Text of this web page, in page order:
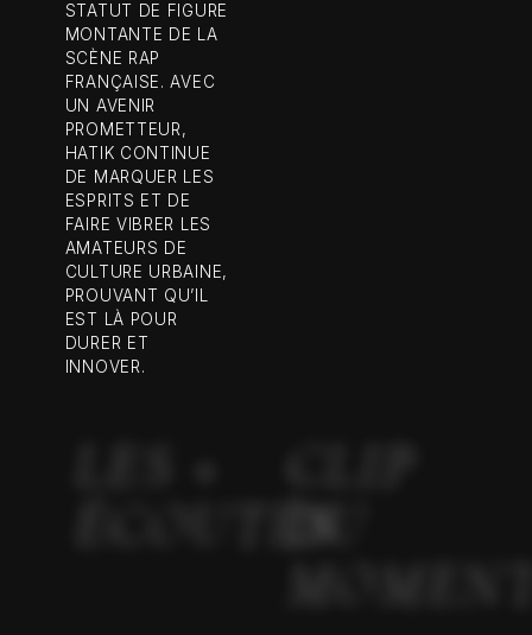
STATUT DE FIGURE
MONTANTE DE LA
SCÈNE RAP
FRANÇAISE. AVEC
UN AVENIR
PROMETTEUR,
HATIK CONTINUE
DE MARQUER LES
ESPRITS ET DE
FAIRE VIBRER LES
AMATEURS DE
CULTURE URBAINE,
PROUVANT QU’IL
EST LÀ POUR
DURER ET
INNOVER.
ÉCOUTÉS
DU